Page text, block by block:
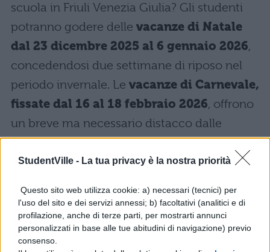
StudentVille - La tua privacy è la nostra priorità
Questo sito web utilizza cookie: a) necessari (tecnici) per
l'uso del sito e dei servizi annessi; b) facoltativi (analitici e di
profilazione, anche di terze parti, per mostrarti annunci
personalizzati in base alle tue abitudini di navigazione) previo
consenso.
scuola in Friuli Venezia Giulia? Gli studenti
potranno godere delle vacanze di Natale
dal 23 dicembre 2025 al 6 gennaio 2026,
concedendosi due settimane di riposo nel
periodo invernale. Le vacanze di Carnevale,
fissate dal 16 al 18 febbraio 2026, offrono
un breve ma necessario distacco dalle
attività didattiche. Per la Pasqua, le lezioni
saranno sospesedal 2 al 7 aprile 2026.
Il calendario in Friuli Venezia Giulia prevede
inoltre numerose festività nazionali che
interrompono il ritmo delle lezioni. Gli
studenti potranno godere di pause